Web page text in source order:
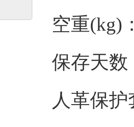
空重(kg)
保存天数
人革保